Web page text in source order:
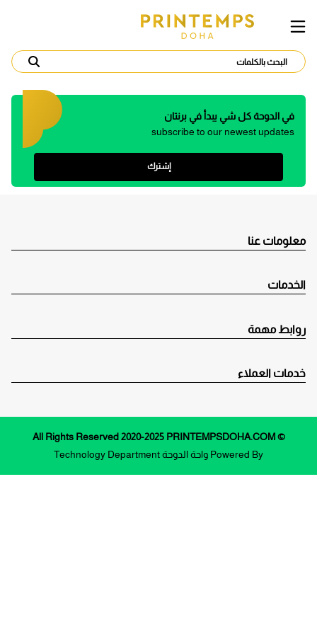
في الدوحة كل شي يبدأ في برنتان
subscribe to our newest updates
إشترك
معلومات عنا
الخدمات
روابط مهمة
خدمات العملاء
© All Rights Reserved 2020-2025 PRINTEMPSDOHA.COM
Powered By واحة الدوحة